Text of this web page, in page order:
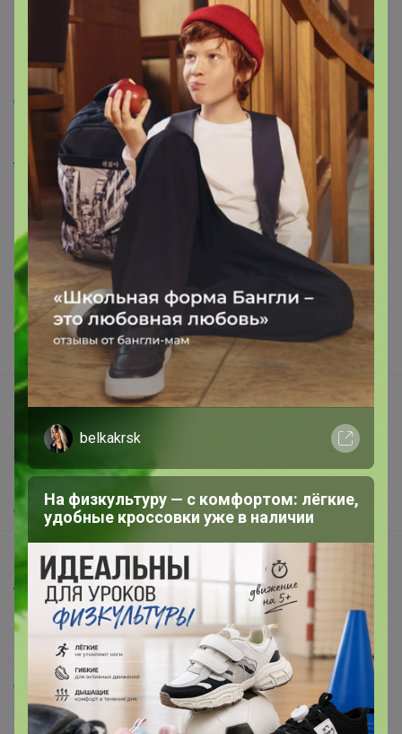
Как здесь все устроено?
Как сделать заказ?
Как получить?
Доставка
Шоурумы
Торговые марки
Наша команда
В наличии
Подарочные сертификаты
Реклама на сайте
Поставщикам
Вакансии
support@24-ok.ru
Написать в поддержку
Защита покупателя
Помощь
О нас
Все предложения
Анонсы
Новости
Поддержка альпак
Самое выгодное
Хиты продаж
belkakrsk
На физкультуру — с комфортом: лёгкие,
удобные кроссовки уже в наличии